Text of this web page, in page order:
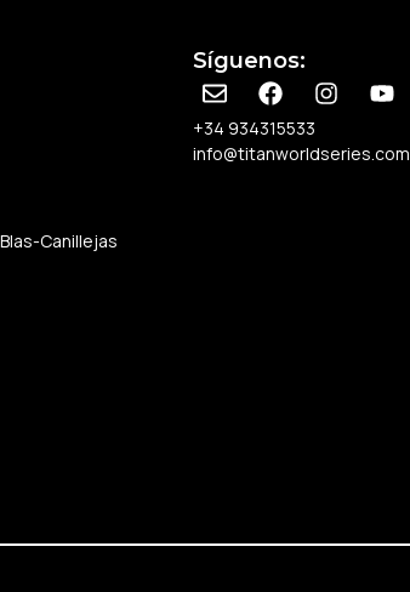
Canillejas
Síguenos:
+34 934315533
info@titanworldseries.com